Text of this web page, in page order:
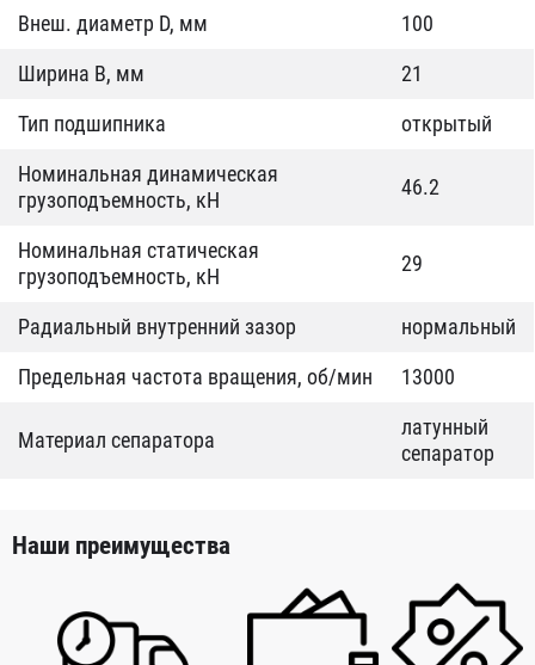
Внеш. диаметр D, мм
100
Ширина B, мм
21
Тип подшипника
открытый
Номинальная динамическая
грузоподъемность, кН
46.2
Номинальная статическая
грузоподъемность, кН
29
Радиальный внутренний зазор
нормальный
Предельная частота вращения, об/мин
13000
Материал сепаратора
латунный
сепаратор
Наши преимущества